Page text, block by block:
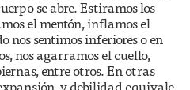
se abre. Estiramos los
el mentón, inflamos el
nos sentimos inferiores o en
nos agarramos el cuello,
entre otros. En otras